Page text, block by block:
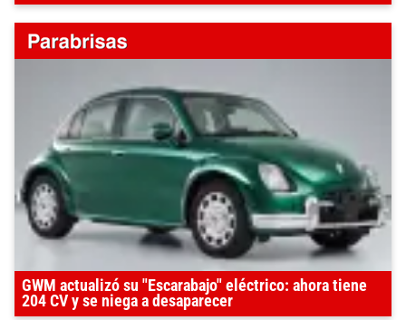
GWM actualizó su "Escarabajo" eléctrico: ahora tiene
204 CV y se niega a desaparecer